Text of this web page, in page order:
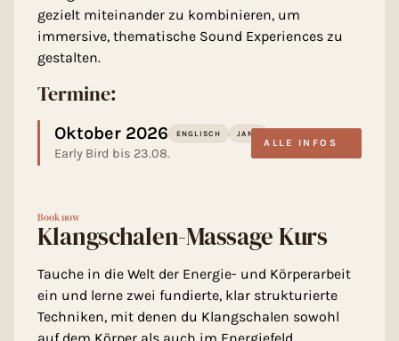
gezielt miteinander zu kombinieren, um
immersive, thematische Sound Experiences zu
gestalten.
Termine:
Oktober 2026 ENGLISCH JANA
Early Bird bis 23.08.
ALLE INFOS
Book now
Klangschalen-Massage Kurs
Tauche in die Welt der Energie- und Körperarbeit
ein und lerne zwei fundierte, klar strukturierte
Techniken, mit denen du Klangschalen sowohl
auf dem Körper als auch im Energiefeld